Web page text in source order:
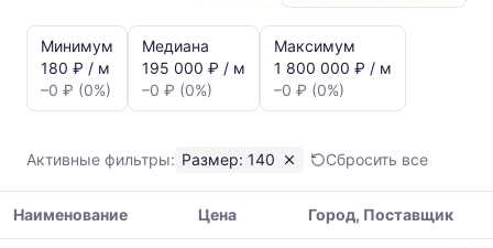
динамика
цен:
Круг
Показаны
минимальная,
медианная
и
максимальная
Минимум
180 ₽ / м
–0 ₽ (0%)
Медиана
195 000 ₽ / м
–0 ₽ (0%)
Максимум
1 800 000 ₽ / м
–0 ₽ (0%)
Активные фильтры: Размер: 140 Сбросить все
Наименование Цена Город, Поставщик